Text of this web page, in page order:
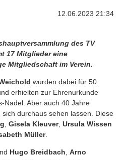
12.06.2023 21:34
des TV
17 Mitglieder eine
Mitgliedschaft im Verein.
wurden dabei für 50
erhielten zur Ehrenurkunde
Nadel. Aber auch 40 Jahre
durchaus sehen lassen. Diese
Gisela Kleuver, Ursula Wissen
Müller.
Hugo Breidbach Arno